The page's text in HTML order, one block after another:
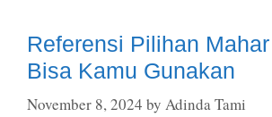
Referensi Pilihan
Bisa Kamu Gunakan
November 8, 2024 by Adinda Tami